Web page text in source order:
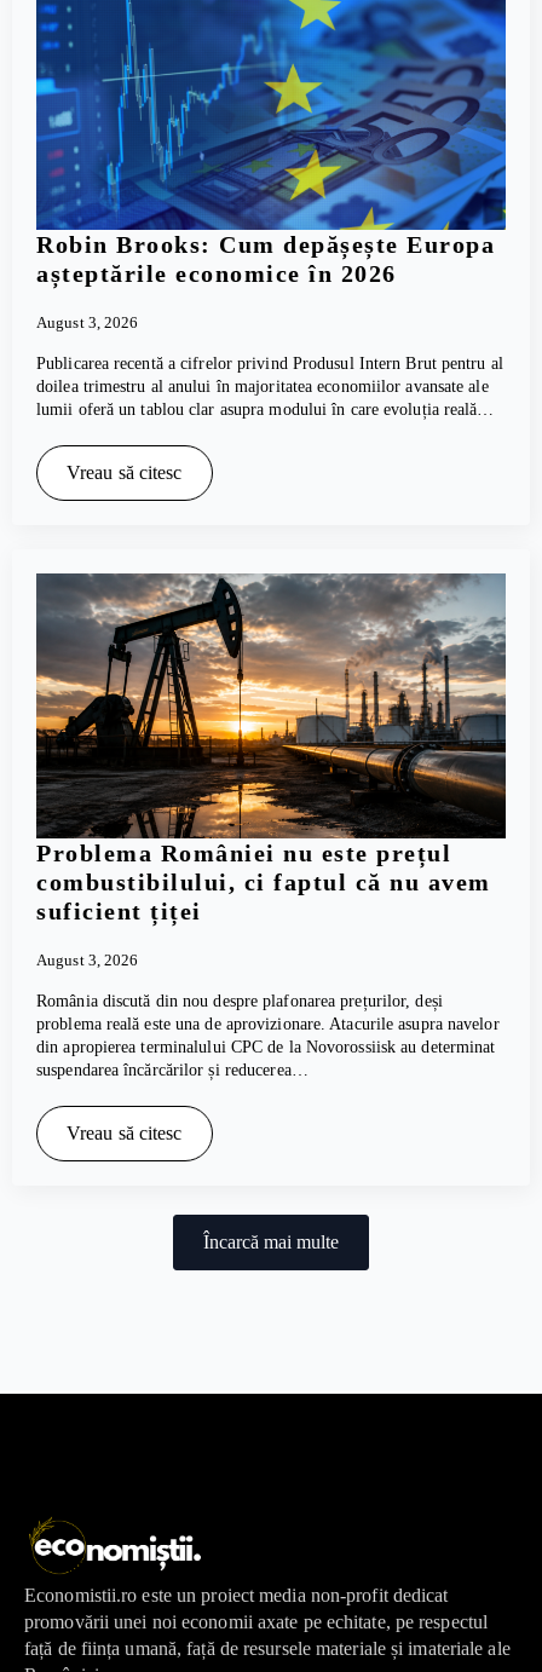
Robin Brooks: Cum depășește Europa
așteptările economice în 2026
August 3, 2026
Publicarea recentă a cifrelor privind Produsul Intern Brut pentru al
doilea trimestru al anului în majoritatea economiilor avansate ale
lumii oferă un tablou clar asupra modului în care evoluția reală…
Vreau să citesc
Problema României nu este prețul
combustibilului, ci faptul că nu avem
suficient țiței
August 3, 2026
România discută din nou despre plafonarea prețurilor, deși
problema reală este una de aprovizionare. Atacurile asupra navelor
din apropierea terminalului CPC de la Novorossiisk au determinat
suspendarea încărcărilor și reducerea…
Vreau să citesc
Încarcă mai multe
Economistii.ro este un proiect media non-profit dedicat
promovării unei noi economii axate pe echitate, pe respectul
față de ființa umană, față de resursele materiale și imateriale ale